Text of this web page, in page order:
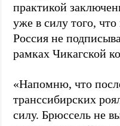
практикой
уже в силу того,
Россия не
рамках Чикагской
«Напомню, что
транссибирских
силу. Брюссель не